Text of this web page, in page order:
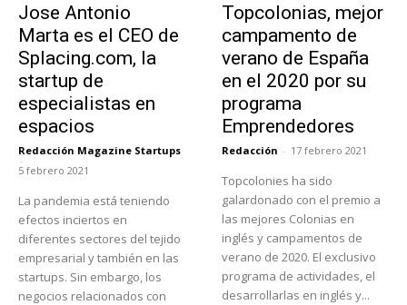
Jose Antonio
Marta es el CEO de
Splacing.com, la
startup de
especialistas en
espacios
Redacción Magazine Startups
-
5 febrero 2021
La pandemia está teniendo
efectos inciertos en
diferentes sectores del tejido
empresarial y también en las
startups. Sin embargo, los
negocios relacionados con
Topcolonias, mejor
campamento de
verano de España
en el 2020 por su
programa
Emprendedores
Redacción - 17 febrero 2021
Topcolonies ha sido
galardonado con el premio a
las mejores Colonias en
inglés y campamentos de
verano de 2020. El exclusivo
programa de actividades, el
desarrollarlas en inglés y...